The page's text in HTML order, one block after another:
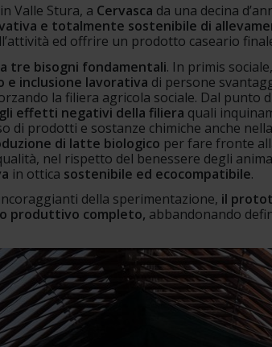
Valle Stura, a Cervasca da una decina
e totalmente sostenibile di
ed offrire un prodotto caseario
tre bisogni fondamentali. In primis
inclusione lavorativa di persone
la filiera agricola sociale. Dal punto
effetti negativi della filiera quali
di prodotti e sostanze chimiche anche
di latte biologico per fare fronte
nel rispetto del benessere degli
in ottica sostenibile ed ecocompatibile.
della sperimentazione, il
produttivo completo, abbandonando